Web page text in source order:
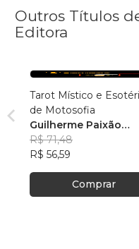
Outros Títulos
Editora
Tarot Místico e
de Motosofia
Guilherme Paixão
Campelo
R$ 71,48
R$ 56,59
Comprar